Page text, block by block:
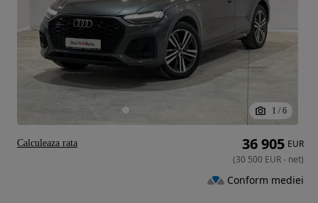
1 / 6
36 905 EUR
(30 500 EUR- net)
Conform mediei
Calculeaza rata